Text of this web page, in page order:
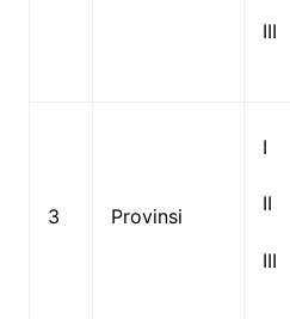
III
3 Provinsi
I
II
III